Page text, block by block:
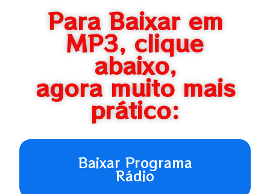
Para Baixar em
MP3, clique
abaixo,
agora muito mais
prático:
Baixar Programa
Rádio